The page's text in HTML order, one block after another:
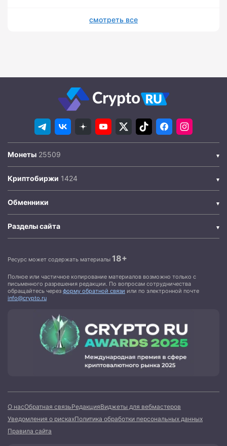
смотреть все
Монеты
Криптобиржи
Обменники
Разделы сайта
Ресурс может содержать материалы 18+
Полное или частичное копирование материалов возможно только с
письменного разрешения редакции. По вопросам сотрудничества
обращайтесь через форму обратной связи или по электронной почте
info@crypto.ru
О насОбратная связьРедакцияВиджеты для вебмастеров
Уведомления о рискахПолитика обработки персональных данных
Правила сайта